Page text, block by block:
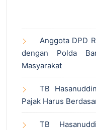
Anggota DPD
dengan Polda
Masyarakat
TB
Pajak Harus
TB